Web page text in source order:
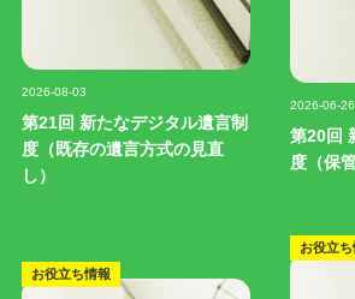
2026-08-03
第21回 新たなデジタル遺言制
度（既存の遺言方式の見直
し）
2026-06-26
第20回
度（保
お役立ち情報
お役立ち